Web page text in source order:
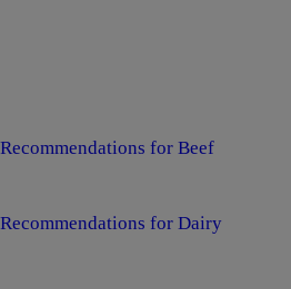
for Beef
for Dairy